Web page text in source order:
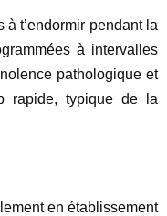
t’endormir pendant la
à intervalles
pathologique et
rapide, typique de la
en établissement